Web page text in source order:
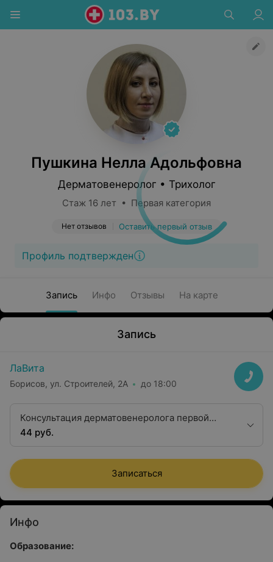
Пушкина Нелла Адольфовна
Дерматовенеролог • Трихолог
Стаж 16 лет • Первая категория
Нет отзывов Оставить первый отзыв
Профиль подтвержден
Запись Инфо Отзывы На карте
Запись
ЛаВита
Борисов, ул. Строителей, 2А до 18:00
Консультация дерматовенеролога первой
квалификационной категории
44 руб.
Записаться
Инфо
Образование: